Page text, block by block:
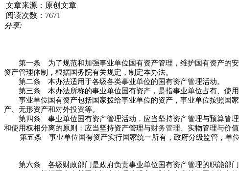
文章来源：原创文章
阅读次数：7671
分享:
第一条 为了规范和加强事业单位国有资产管理，维护国有资产的安
资产管理体制，根据国务院有关规定，制定本办法。
第二条 本办法适用于各级各类事业单位的国有资产管理活动。
第三条 本办法所称的事业单位国有资产，是指事业单位占有、使用
事业单位国有资产包括国家拨给事业单位的资产，事业单位按照国家
产、无形资产和对外投资等。
第四条 事业单位国有资产管理活动，应当坚持资产管理与预算管理
和使用权相分离的原则；应当坚持资产管理与财务管理 、实物管理与价
第五条 事业单位国有资产实行国家统一所有，政府分级监管，单位
第六条 各级财政部门是政府负责事业单位国有资产管理的职能部门